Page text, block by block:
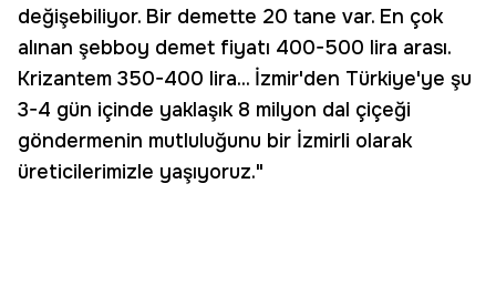
değişebiliyor. Bir demette 20 tane var. En çok
alınan şebboy demet fiyatı 400-500 lira arası.
Krizantem 350-400 lira... İzmir'den Türkiye'ye şu
3-4 gün içinde yaklaşık 8 milyon dal çiçeği
göndermenin mutluluğunu bir İzmirli olarak
üreticilerimizle yaşıyoruz."